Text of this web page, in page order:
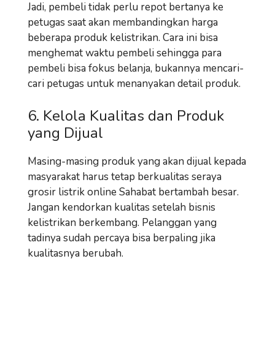
Jadi, pembeli tidak perlu repot bertanya ke
petugas saat akan membandingkan harga
beberapa produk kelistrikan. Cara ini bisa
menghemat waktu pembeli sehingga para
pembeli bisa fokus belanja, bukannya mencari-
cari petugas untuk menanyakan detail produk.
6. Kelola Kualitas dan Produk
yang Dijual
Masing-masing produk yang akan dijual kepada
masyarakat harus tetap berkualitas seraya
grosir listrik online Sahabat bertambah besar.
Jangan kendorkan kualitas setelah bisnis
kelistrikan berkembang. Pelanggan yang
tadinya sudah percaya bisa berpaling jika
kualitasnya berubah.